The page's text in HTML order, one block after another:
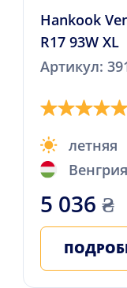
Hankook
R17 93W XL
Артикул:
летняя
Венгрия
5 036 ₴